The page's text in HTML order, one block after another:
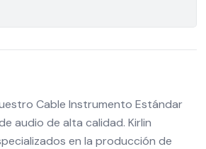
Cable Instrumento Estándar
audio de alta calidad. Kirlin
en la producción de